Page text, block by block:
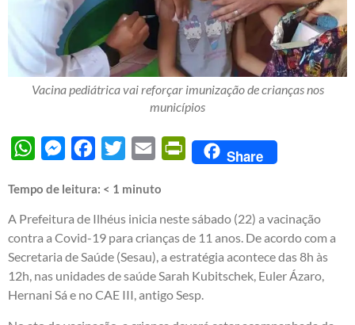
Vacina pediátrica vai reforçar imunização de crianças nos
municípios
WhatsAppMessengerFacebook
Twitter Email PrintFriendly
Share
Tempo de leitura: < 1 minuto
A Prefeitura de Ilhéus inicia neste sábado (22) a vacinação
contra a Covid-19 para crianças de 11 anos. De acordo com a
Secretaria de Saúde (Sesau), a estratégia acontece das 8h às
12h, nas unidades de saúde Sarah Kubitschek, Euler Ázaro,
Hernani Sá e no CAE III, antigo Sesp.